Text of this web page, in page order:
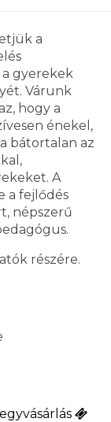
a
a gyerekek
Várunk
hogy a
énekel,
bátortalan az
A
a fejlődés
népszerű
részére.